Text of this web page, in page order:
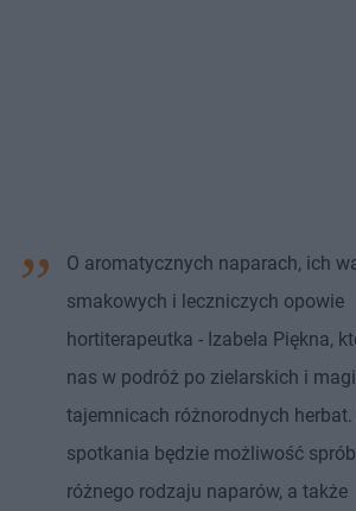
O aromatycznych naparach, ich
smakowych i leczniczych opowie
hortiterapeutka - Izabela Piękna,
nas w podróż po zielarskich i
tajemnicach różnorodnych herbat.
spotkania będzie możliwość
różnego rodzaju naparów, a także